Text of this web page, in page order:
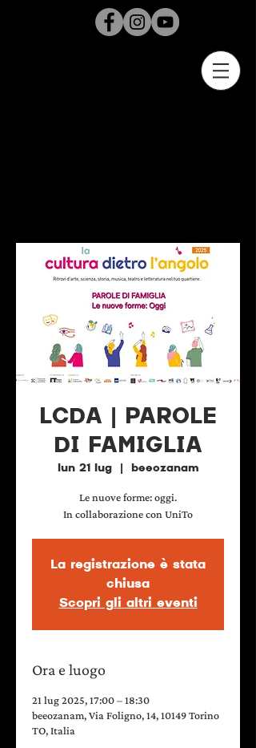
LCDA | PAROLE
DI FAMIGLIA
lun 21 lug
  |
beeozanam
Le nuove forme: oggi.
In collaborazione con UniTo
La registrazione è stata
chiusa
Scopri gli altri eventi
Ora e luogo
21 lug 2025, 17:00 – 18:30
beeozanam, Via Foligno, 14, 10149 Torino
TO, Italia